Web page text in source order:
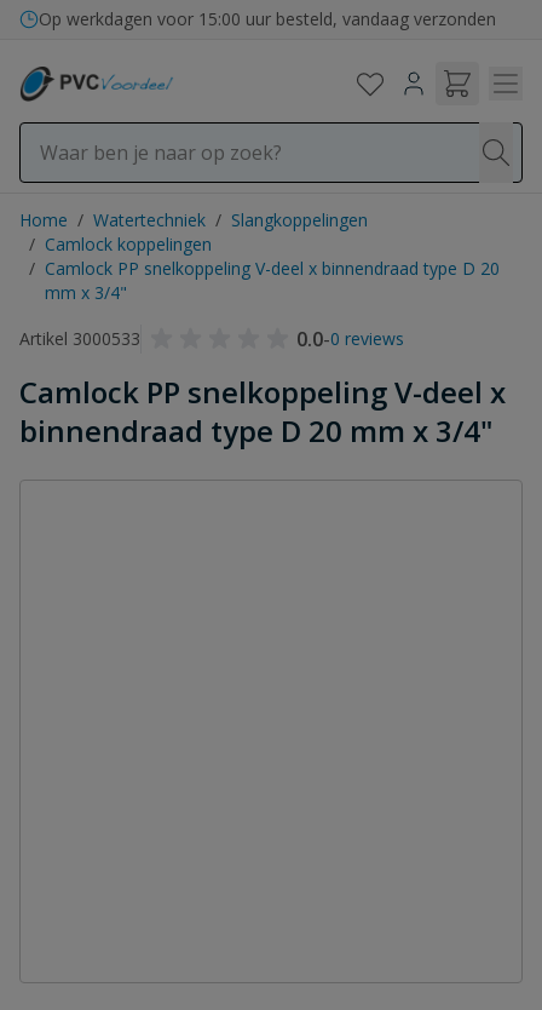
Ga naar de inhoud
Op werkdagen voor 15:00 uur besteld, vandaag verzonden
Home / Watertechniek / Slangkoppelingen
/ Camlock koppelingen
/ Camlock PP snelkoppeling V-deel x binnendraad type D 20
mm x 3/4"
Artikel 3000533
0.0-0 reviews
Camlock PP snelkoppeling V-deel x
binnendraad type D 20 mm x 3/4"